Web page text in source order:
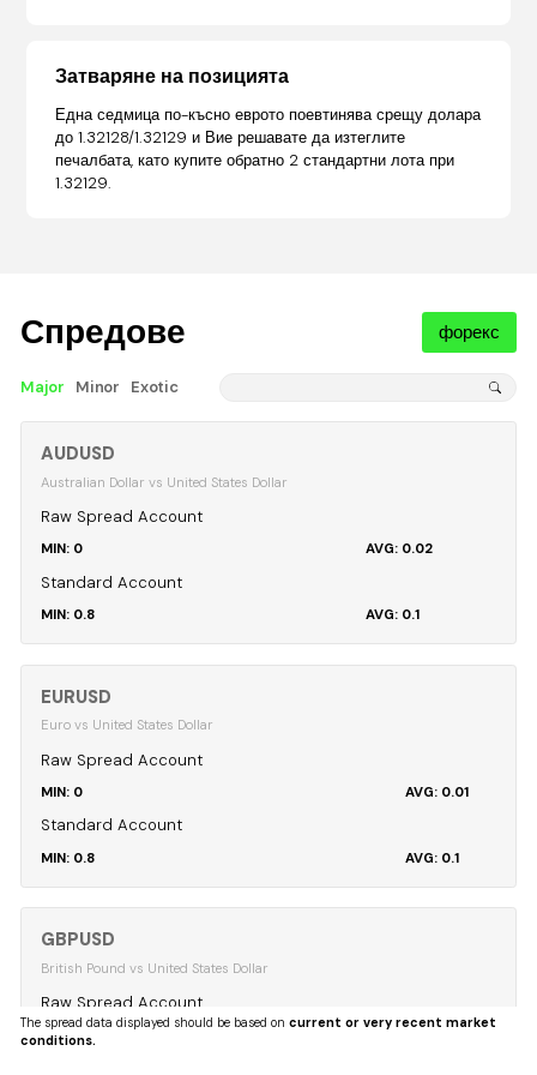
Затваряне на позицията
Една седмица по-късно еврото поевтинява срещу долара
до 1.32128/1.32129 и Вие решавате да изтеглите
печалбата, като купите обратно 2 стандартни лота при
1.32129.
Спредове форекс
Major Minor Exotic
AUDUSD
Australian Dollar vs United States Dollar
0 0.02
0.8 0.1
Raw Spread Account
Standard Account
EURUSD
Euro vs United States Dollar
0 0.01
0.8 0.1
Raw Spread Account
Standard Account
GBPUSD
British Pound vs United States Dollar
0
Raw Spread Account
The spread data displayed should be based oncurrent or very recent market
conditions.